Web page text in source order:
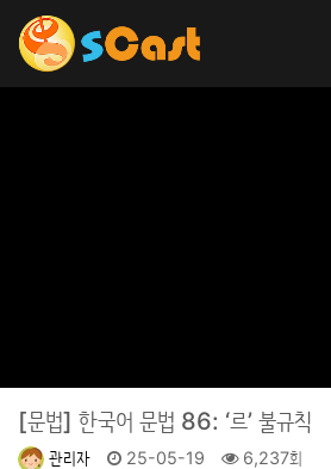
[문법] 한국어 문법 86: ‘르’ 불규칙
관리자 25-05-19 6,237회